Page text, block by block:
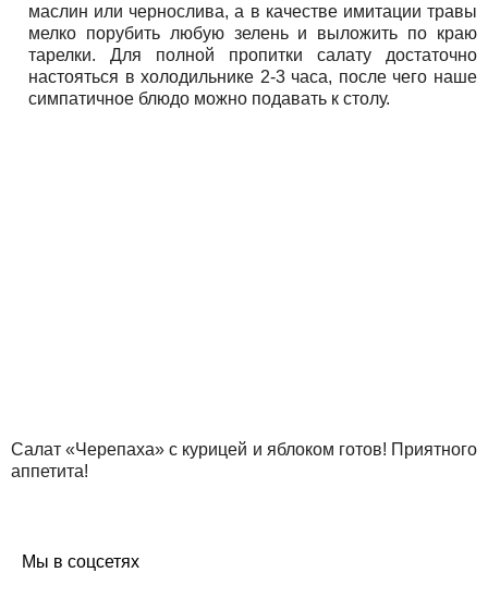
маслин или чернослива, а в качестве имитации травы
мелко порубить любую зелень и выложить по краю
тарелки. Для полной пропитки салату достаточно
настояться в холодильнике 2-3 часа, после чего наше
симпатичное блюдо можно подавать к столу.
Салат «Черепаха» с курицей и яблоком готов! Приятного
аппетита!
Мы в соцсетях